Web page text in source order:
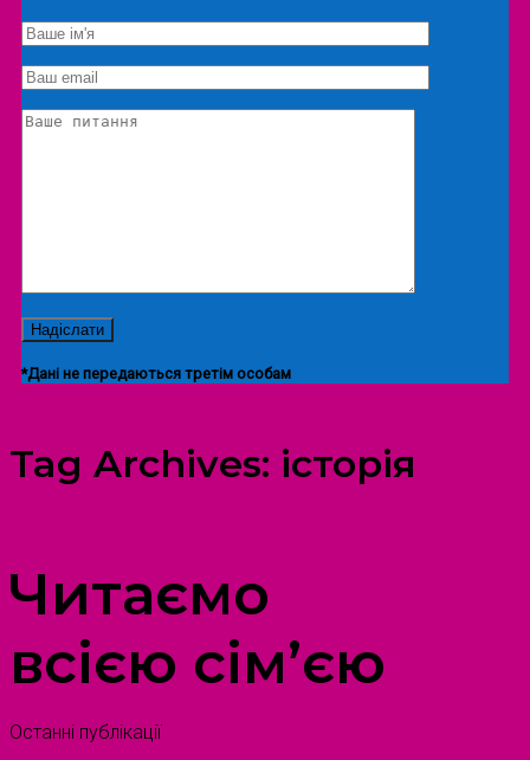
Екскурсія/локація
*Дані не передаються третім особам
Tag Archives: історія
Читаємо
всією сім’єю
Останні публікації